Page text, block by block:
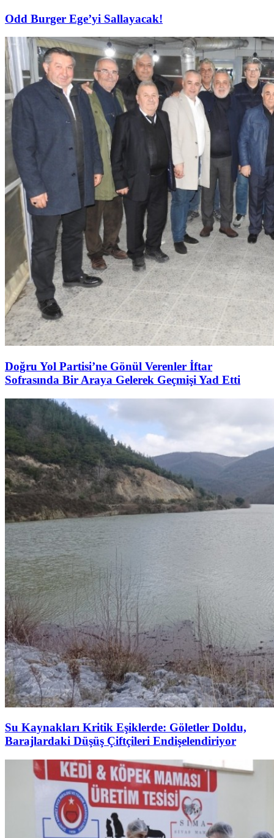
Odd Burger Ege’yi Sallayacak!
Doğru Yol Partisi’ne Gönül Verenler İftar
Sofrasında Bir Araya Gelerek Geçmişi Yad Etti
Su Kaynakları Kritik Eşiklerde: Göletler Doldu,
Barajlardaki Düşüş Çiftçileri Endişelendiriyor